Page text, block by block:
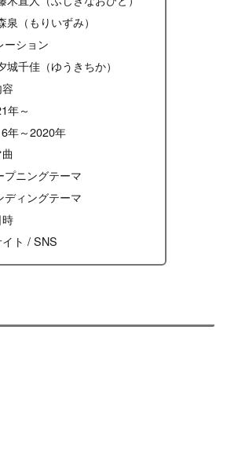
泉（もりいずみ）
ーション
城千佳（ゆうきちか）
年～
年～2020年
プニングテーマ
ディングテーマ
ト / SNS